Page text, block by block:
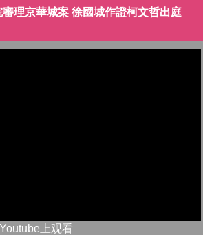
審理京華城案 徐國城作證柯文哲出庭
上观看